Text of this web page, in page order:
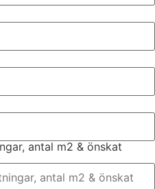
antal m2 & önskat